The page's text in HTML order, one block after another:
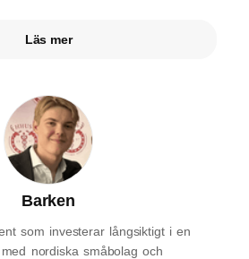
Läs mer
Barken
som investerar långsiktigt i en
nordiska småbolag och